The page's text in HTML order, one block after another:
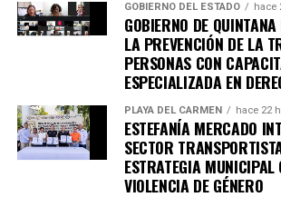
GOBIERNO DEL ESTADO hace
GOBIERNO DE
LA PREVENCIÓN DE LA
PERSONAS CON
ESPECIALIZADA EN
PLAYA DEL CARMEN hace 22
ESTEFANÍA MERCADO
SECTOR
ESTRATEGIA
VIOLENCIA DE GÉNERO